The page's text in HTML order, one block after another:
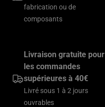
fabrication ou de
composants
Livraison gratuite pour
les commandes
supérieures à 40€
Livré sous 1 à 2 jours
ouvrables